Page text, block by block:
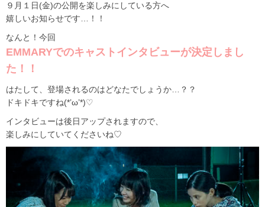
９月１日(金)の公開を楽しみにしている方へ
嬉しいお知らせです…！！
なんと！今回
EMMARYでのキャストインタビューが決定しまし
た！！
はたして、登場されるのはどなたでしょうか…？？
ドキドキですね(*’ω’*)♡
インタビューは後日アップされますので、
楽しみにしていてくださいね♡